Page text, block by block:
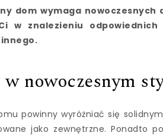
dom wymaga
w znalezieniu
nowoczesnym
powinny wyróżniać się
jako zewnętrzne. Ponadto